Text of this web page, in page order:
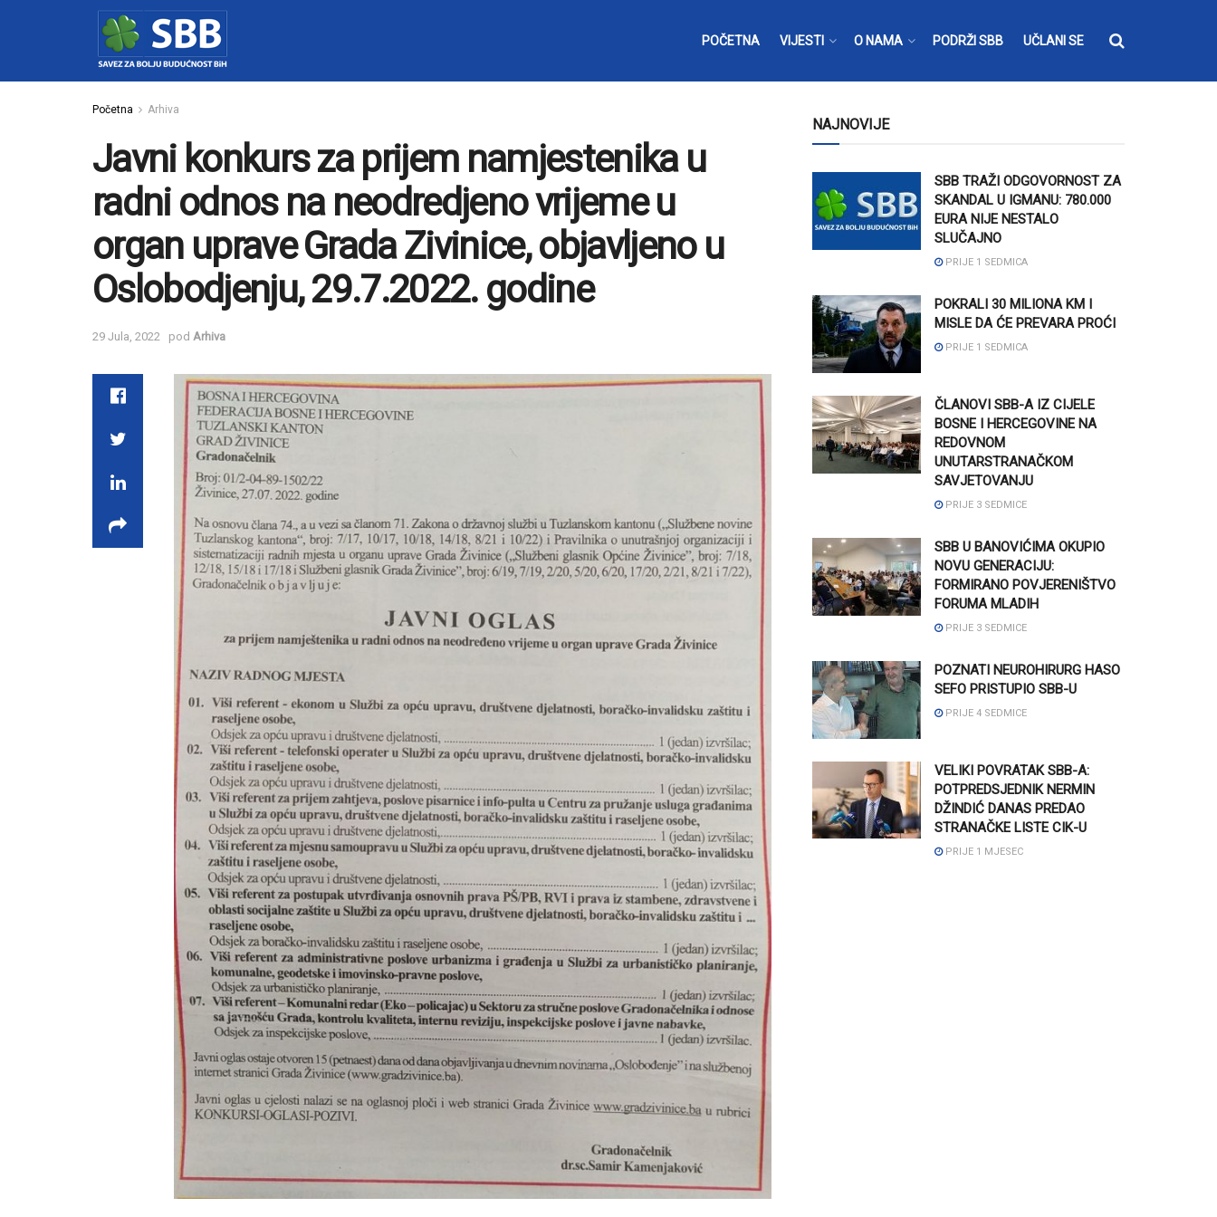
POČETNA VIJESTI O NAMA PODRŽI SBB UČLANI SE
Početna Arhiva
Javni konkurs za prijem namjestenika u
radni odnos na neodredjeno vrijeme u
organ uprave Grada Zivinice, objavljeno u
Oslobodjenju, 29.7.2022. godine
29 Jula, 2022 pod Arhiva
NAJNOVIJE
SBB TRAŽI ODGOVORNOST ZA
SKANDAL U IGMANU: 780.000
EURA NIJE NESTALO
SLUČAJNO
PRIJE 1 SEDMICA
POKRALI 30 MILIONA KM I
MISLE DA ĆE PREVARA PROĆI
PRIJE 1 SEDMICA
ČLANOVI SBB-A IZ CIJELE
BOSNE I HERCEGOVINE NA
REDOVNOM
UNUTARSTRANAČKOM
SAVJETOVANJU
PRIJE 3 SEDMICE
SBB U BANOVIĆIMA OKUPIO
NOVU GENERACIJU:
FORMIRANO POVJERENIŠTVO
FORUMA MLADIH
PRIJE 3 SEDMICE
POZNATI NEUROHIRURG HASO
SEFO PRISTUPIO SBB-U
PRIJE 4 SEDMICE
VELIKI POVRATAK SBB-A:
POTPREDSJEDNIK NERMIN
DŽINDIĆ DANAS PREDAO
STRANAČKE LISTE CIK-U
PRIJE 1 MJESEC